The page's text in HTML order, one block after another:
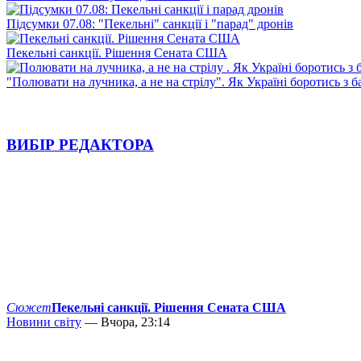
Підсумки 07.08: "Пекельні" санкції і "парад" дронів
Пекельні санкції. Рішення Сената США
"Полювати на лучника, а не на стрілу". Як Україні боротись з
ВИБІР РЕДАКТОРА
СюжетПекельні санкції. Рішення Сената США
Новини світу — Вчора, 23:14